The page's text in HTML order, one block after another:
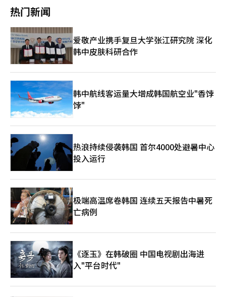
工艺、“魔法汉字”体验、汉字名字书写、脸部彩绘等多种参与型
放空间举行，提升了活动的可及性和大众性。联合国国际中文日由
联合国新闻部（现全球传播部）于2010年设立，旨在促进多语言
使用和文化多样性，鼓励联合国六种官方语言的平衡使用。同年，
中国提议以传统节气“谷雨”为纪念日，以纪念被认为是汉字创始
人的仓颉。目前，全球各地举办书法和文化体验等多种纪念活动。
代表李祯恩在开幕致辞中表示，国际中文日不仅是重温中文国际价
值与文化意义的重要契机，也是通过语言与文化深化韩中相互理
解、拓展教育文化交流的重要平台；她并指出，希望本次活动能够
让更多学生、青少年和普通市民以更加亲近、自然的方式感受中文
与中国文化的魅力。 戴兵大使在致辞中表示，国际中文日来临之
际，韩国许多教育机构和学术团体组织开展了丰富多彩的活动，受
到广泛欢迎。今天的活动更是带来趣味性十足的沉浸式体验，完全
面向大众开放，更加诠释了国际中文日连接世界的意义。希望通过
欣赏中国文化和艺术，体验中文的象形之美、韵律之美，通过书写
汉字姓名，体验汉字使用的乐趣和意义，更深体会父母的心愿和自
己的人生价值。要以中文为桥，加深理解，增进友谊，为促进中韩
战略合作伙伴关系发展做出新的更大贡献。 谈及活动对双边关系
的意义时，戴兵表示，中韩两国比邻而居，友好交往源远流长。当
今天这样的活动，加深理解，增进友谊。这一讲话引发现场来宾与
观众广泛共鸣，也进一步凸显了国际中文日活动在促进民间相知相
亲方面的现实意义。 梁圭铉在贺词中表示，联合国设立的“中文
日”，并不仅仅是纪念某一个国家语言的日子。它是全球数亿人口
沟通交流的重要工具，也是承载着数千年人类文明智慧的载体，更
是尊重多语言主义与文化多样性的世界公民共同庆典。我深信，今
天大家说出的一句中文，体验文化时获得的一份快乐，都将成为进
一步巩固韩中两国友好关系的重要基石。我们《亚洲日报》也将继
续作为连接韩国与中国的桥梁，竭尽全力发挥媒体应有的作用，推
动此类文化交流持续深化与扩大。期待韩中两国教育与文化网络以
今天为起点，变得更加丰富繁荣。 值得一提的是，本次活动的顺
利举办，离不开核心赞助商中国石油国际事业有限公司兼韩国公司
朱磊代表的大力支持。朱磊代表长期关心并积极支持韩中文化交流
事业，为本次活动提供了重要助力。与此同时，银联国际韩国公司
赵晋兴副代表和首尔乐园申相澈代表也给予了积极支持，为活动顺
利举行提供了有力保障。 活动内容丰富多彩，涵盖古筝、琵琶等
热门新闻
爱敬产业携手复旦大学张江研究院 深化
韩中皮肤科研合作
韩中航线客运量大增成韩国航空业"香饽
饽"
热浪持续侵袭韩国 首尔4000处避暑中心
投入运行
极端高温席卷韩国 连续五天报告中暑死
亡病例
《逐玉》在韩破圈 中国电视剧出海进
入"平台时代"